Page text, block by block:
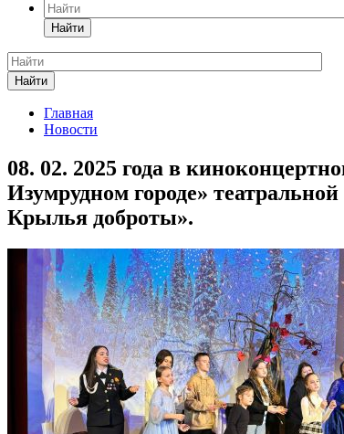
Найти
Найти
Главная
Новости
08. 02. 2025 года в
Изумрудном городе»
Крылья доброты».